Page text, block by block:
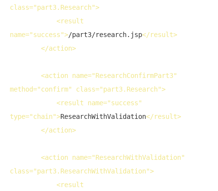
class="part3.Research">
<result
name="success">/part3/research.jsp</result>
</action>
<action name
method="confirm" class="part3.Research">
<result name
type="chain">ResearchWithValidation</result>
</action>
<action name
class="part3.ResearchWithValidation">
<result